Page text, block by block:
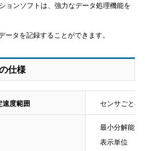
ョンソフトは、強力なデータ処理機能を
ータを記録することができます。
仕様
速度範囲 センサごとの
最小分解能
表示単位 ：